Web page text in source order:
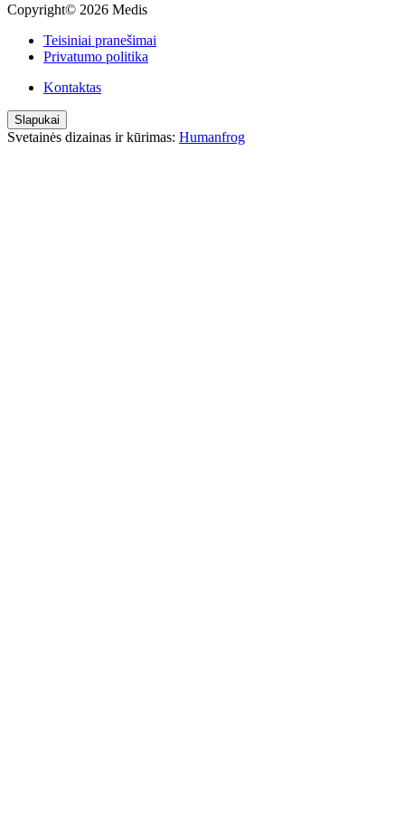
Copyright© 2026 Medis
Teisiniai pranešimai
Privatumo politika
Kontaktas
Slapukai
Svetainės dizainas ir kūrimas: Humanfrog